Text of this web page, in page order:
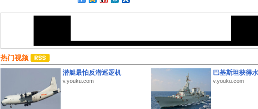
热门视频
潜艇最怕反潜巡逻机
v.youku.com
巴基斯坦获得
v.youku.com